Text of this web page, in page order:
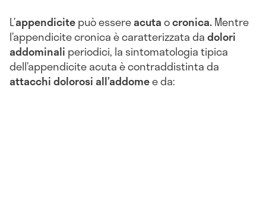
L’appendicitepuò essereacutaocronica.Mentre
l’appendicite cronica è caratterizzata dadolori
addominali periodici, la sintomatologia tipica
dell’appendicite acuta è contraddistinta da
attacchi dolorosi all’addomee da: